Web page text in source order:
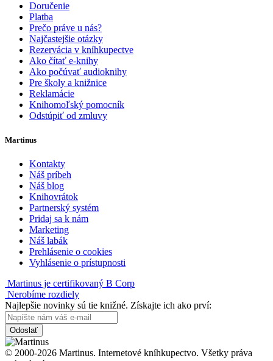
Doručenie
Platba
Prečo práve u nás?
Najčastejšie otázky
Rezervácia v kníhkupectve
Ako čítať e-knihy
Ako počúvať audioknihy
Pre školy a knižnice
Reklamácie
Knihomoľský pomocník
Odstúpiť od zmluvy
Martinus
Kontakty
Náš príbeh
Náš blog
Knihovrátok
Partnerský systém
Pridaj sa k nám
Marketing
Náš labák
Prehlásenie o cookies
Vyhlásenie o prístupnosti
Martinus je certifikovaný B Corp
Nerobíme rozdiely
Najlepšie novinky sú tie knižné. Získajte ich ako prví:
Odoslať
© 2000-2026 Martinus. Internetové kníhkupectvo. Všetky práva